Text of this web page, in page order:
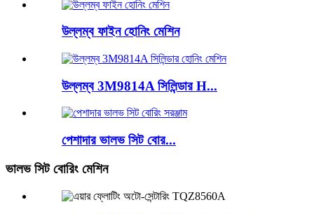
উল্লম্ব ফাইন হোনিং মেশিন
উল্লম্ব 3M9814A সিলিন্ডার H...
পেশাদার ভালভ সিট বোর...
ভালভ সিট বোরিং মেশিন